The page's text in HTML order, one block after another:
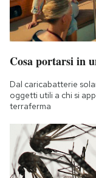
AREA
Area Personale
Notifiche
Regala il Post
Hai bisogno di
Esci
Cosa portarsi in
Dal caricabatterie
oggetti utili a chi si
terraferma